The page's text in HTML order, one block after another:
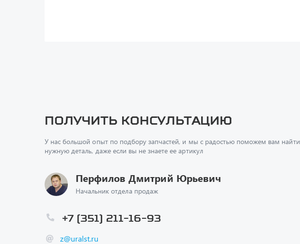
Получить консультацию
У нас большой опыт по подбору запчастей, и мы с радостью поможем вам найти
нужную деталь, даже если вы не знаете ее артикул
Перфилов Дмитрий Юрьевич
Начальник отдела продаж
z@uralst.ru
+7 (351) 211-16-93